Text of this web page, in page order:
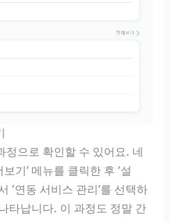
정으로 확인할 수 있어요. 네
기’ 메뉴를 클릭한 후 ‘설
‘연동 서비스 관리’를 선택하
타납니다. 이 과정도 정말 간